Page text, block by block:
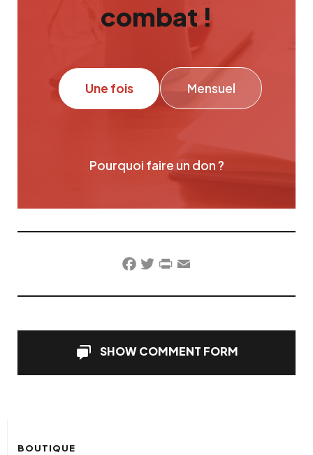
combat !
Une fois Mensuel
Pourquoi faire un don ?
Facebook
TwitterPrintFriendly
Email
SHOW COMMENT FORM
BOUTIQUE